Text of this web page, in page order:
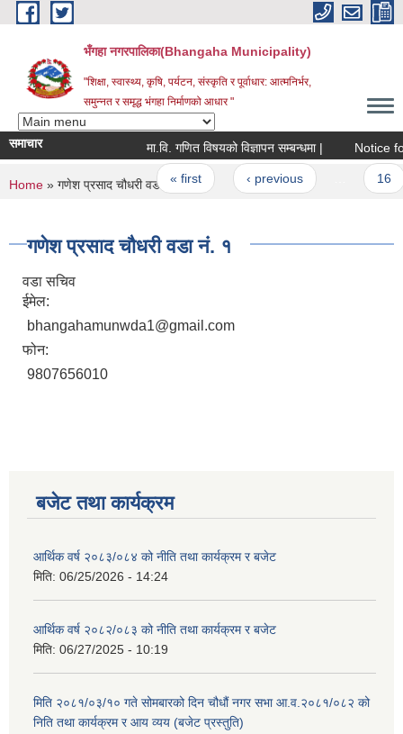
Skip to main content
भँगहा नगरपालिका(Bhangaha Municipality)
"शिक्षा, स्वास्थ्य, कृषि, पर्यटन, संस्कृति र पूर्वाधार: आत्मनिर्भर,
समुन्नत र समृद्ध भंगहा निर्माणको आधार "
समाचार मा.वि. गणित विषयको विज्ञापन सम्बन्धमा | Notice for
Pages
« first ‹ previous
You are here
Home » गणेश प्रसाद चौधरी वडा नं. १
गणेश प्रसाद चौधरी वडा नं. १
वडा सचिव
ईमेल:
bhangahamunwda1@gmail.com
फोन:
9807656010
बजेट तथा कार्यक्रम
आर्थिक वर्ष २०८३/०८४ को नीति तथा कार्यक्रम र बजेट
मिति: 06/25/2026 - 14:24
आर्थिक वर्ष २०८२/०८३ को नीति तथा कार्यक्रम र बजेट
मिति: 06/27/2025 - 10:19
मिति २०८१/०३/१० गते सोमबारको दिन चौधौं नगर सभा आ.व.२०८१/०८२ को
निति तथा कार्यक्रम र आय व्यय (बजेट प्रस्तुति)